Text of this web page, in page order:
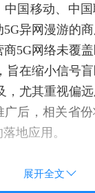
中国移动、中
异网漫游的
5G网络未覆
旨在缩小信号
，尤其重视偏
广后，相关省
地应用。
展开全文